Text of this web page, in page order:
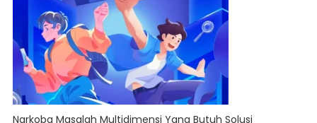
Narkoba Masalah Multidimensi Yang Butuh Solusi